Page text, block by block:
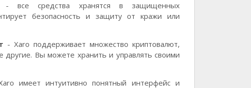
все средства хранятся в защищенных
безопасность и защиту от кражи или
- Xaro поддерживает множество криптовалют,
другие. Вы можете хранить и управлять своими
имеет интуитивно понятный интерфейс и